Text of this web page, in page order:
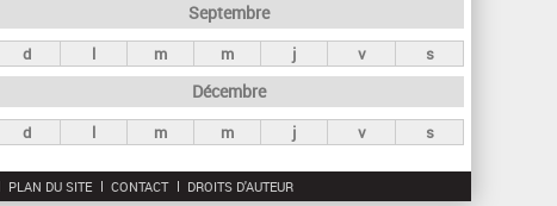
Septembre
d l m m j v s
Décembre
d l m m j v s
PLAN DU SITE CONTACT DROITS D'AUTEUR